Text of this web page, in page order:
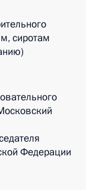
сиротам
Федерации